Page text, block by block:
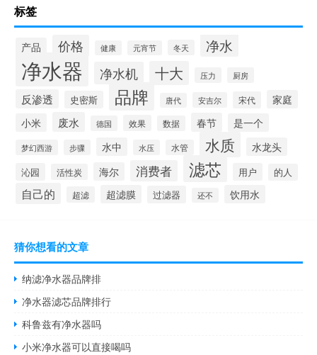
标签
产品 价格 健康 元宵节 冬天 净水
净水器 净水机 十大 压力 厨房
反渗透 史密斯 品牌 唐代 安吉尔 宋代
家庭
小米
废水 德国 效果 数据 春节 是一个
梦幻西游 步骤 水中 水压 水管 水质 水龙头
沁园 活性炭 海尔 消费者 滤芯 用户 的人
自己的 超滤 超滤膜 过滤器 还不 饮用水
猜你想看的文章
纳滤净水器品牌排
净水器滤芯品牌排行
科鲁兹有净水器吗
小米净水器可以直接喝吗